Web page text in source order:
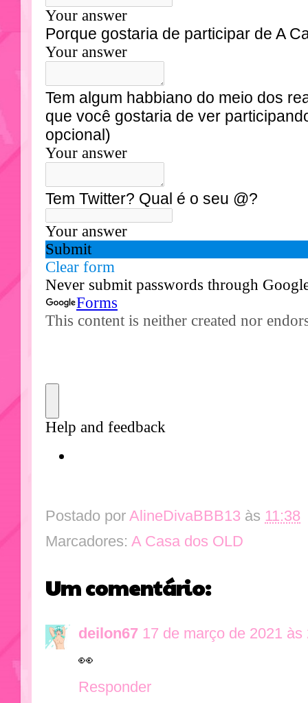
Postado por AlineDivaBBB13 às 11:38
Marcadores: A Casa dos OLD
Um comentário:
deilon67 17 de março de 2021 às
👀
Responder